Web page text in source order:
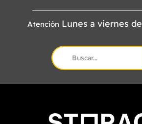
Atención Lunes a viernes de
Search
for: